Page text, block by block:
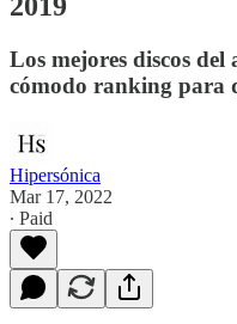
Los mejores discos del
cómodo ranking para
Hipersónica
Mar 17, 2022
∙ Paid